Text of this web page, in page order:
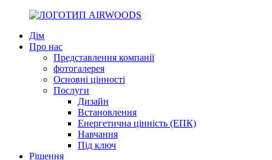
Дім
Про нас
Представлення компанії
фотогалерея
Основні цінності
Послуги
Дизайн
Встановлення
Енергетична цінність (ЕПК)
Навчання
Під ключ
Рішення